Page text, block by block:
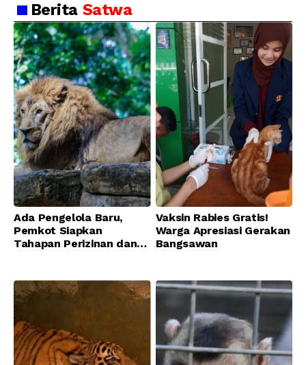
Berita Satwa
Ada Pengelola Baru,
Pemkot Siapkan
Tahapan Perizinan dan
Vaksin Rabies Gratis!
Warga Apresiasi Gerakan
Bangsawan